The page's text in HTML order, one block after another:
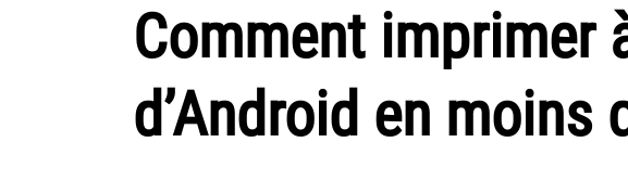
Comment imprimer
d’Android en